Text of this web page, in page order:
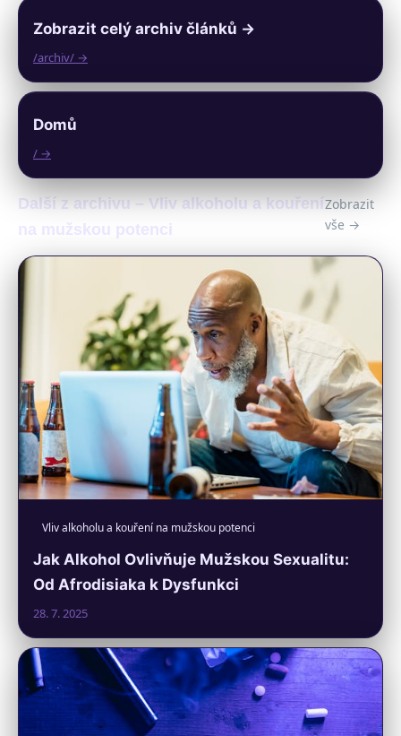
Zobrazit celý archiv článků →
/archiv/ →
Domů
/ →
Další z archivu – Vliv alkoholu a kouření
na mužskou potenci
Zobrazit
vše →
Vliv alkoholu a kouření na mužskou potenci
Jak Alkohol Ovlivňuje Mužskou Sexualitu:
Od Afrodisiaka k Dysfunkci
28. 7. 2025